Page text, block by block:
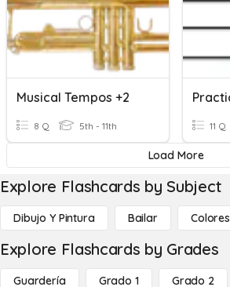
Musical Tempos +2
8 Q 5th - 11th 11 Q
Load More
Explore Flashcards by Subject
Dibujo Y Pintura Bailar Colores
Explore Flashcards by Grades
Guardería Grado 1 Grado 2